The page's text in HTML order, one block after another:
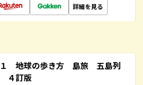
詳細を見る
地球の歩き方 島旅 五島列
４訂版